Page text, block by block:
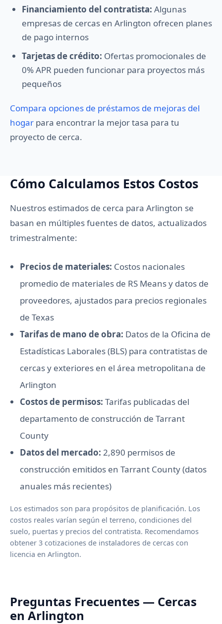
Financiamiento del contratista: Algunas
empresas de cercas en Arlington ofrecen planes
de pago internos
Tarjetas de crédito: Ofertas promocionales de
0% APR pueden funcionar para proyectos más
pequeños
Compara opciones de préstamos de mejoras del
hogar para encontrar la mejor tasa para tu
proyecto de cerca.
Cómo Calculamos Estos Costos
Nuestros estimados de cerca para Arlington se
basan en múltiples fuentes de datos, actualizados
trimestralmente:
Precios de materiales: Costos nacionales
promedio de materiales de RS Means y datos de
proveedores, ajustados para precios regionales
de Texas
Tarifas de mano de obra: Datos de la Oficina de
Estadísticas Laborales (BLS) para contratistas de
cercas y exteriores en el área metropolitana de
Arlington
Costos de permisos: Tarifas publicadas del
departamento de construcción de Tarrant
County
Datos del mercado: 2,890 permisos de
construcción emitidos en Tarrant County (datos
anuales más recientes)
Los estimados son para propósitos de planificación. Los
costos reales varían según el terreno, condiciones del
suelo, puertas y precios del contratista. Recomendamos
obtener 3 cotizaciones de instaladores de cercas con
licencia en Arlington.
Preguntas Frecuentes — Cercas
en Arlington